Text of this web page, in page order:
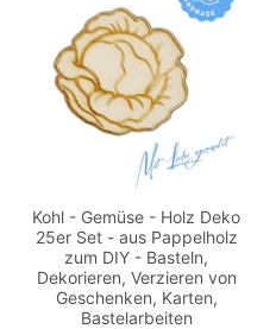
Kohl - Gemüse - Holz Deko
25er Set - aus Pappelholz
zum DIY - Basteln,
Dekorieren, Verzieren von
Geschenken, Karten,
Bastelarbeiten